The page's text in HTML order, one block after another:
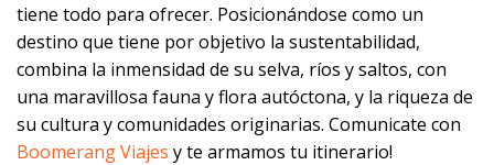
tiene todo para ofrecer. Posicionándose como un
destino que tiene por objetivo la sustentabilidad,
combina la inmensidad de su selva, ríos y saltos, con
una maravillosa fauna y flora autóctona, y la riqueza de
su cultura y comunidades originarias. Comunicate con
Boomerang Viajes y te armamos tu itinerario!